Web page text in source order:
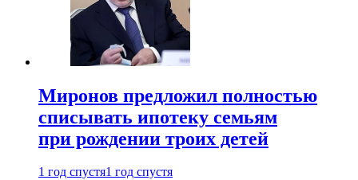
Миронов предложил полностью
списывать ипотеку семьям
при рождении троих детей
1 год спустя1 год спустя